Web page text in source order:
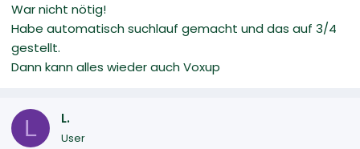
War nicht nötig!
Habe automatisch suchlauf gemacht und das auf 3/4
gestellt.
Dann kann alles wieder auch Voxup
L L.
User